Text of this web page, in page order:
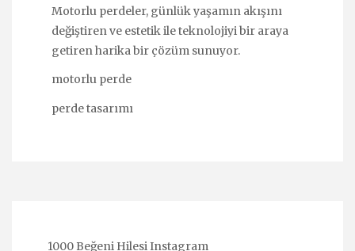
Motorlu perdeler, günlük yaşamın akışını
değiştiren ve estetik ile teknolojiyi bir araya
getiren harika bir çözüm sunuyor.
motorlu perde
perde tasarımı
1000 Beğeni Hilesi Instagram